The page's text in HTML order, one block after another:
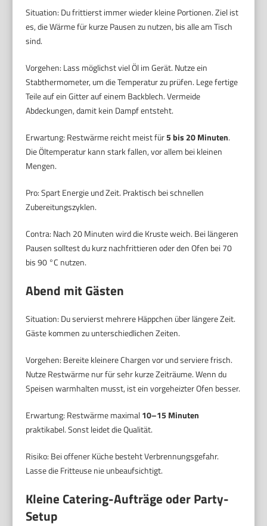
Situation: Du frittierst immer wieder kleine Portionen. Ziel ist
es, die Wärme für kurze Pausen zu nutzen, bis alle am Tisch
sind.
Vorgehen: Lass möglichst viel Öl im Gerät. Nutze ein
Stabthermometer, um die Temperatur zu prüfen. Lege fertige
Teile auf ein Gitter auf einem Backblech. Vermeide
Abdeckungen, damit kein Dampf entsteht.
Erwartung: Restwärme reicht meist für5 bis 20 Minuten.
Die Öltemperatur kann stark fallen, vor allem bei kleinen
Mengen.
Pro: Spart Energie und Zeit. Praktisch bei schnellen
Zubereitungszyklen.
Contra: Nach 20 Minuten wird die Kruste weich. Bei längeren
Pausen solltest du kurz nachfrittieren oder den Ofen bei 70
bis 90 °C nutzen.
Abend mit Gästen
Situation: Du servierst mehrere Häppchen über längere Zeit.
Gäste kommen zu unterschiedlichen Zeiten.
Vorgehen: Bereite kleinere Chargen vor und serviere frisch.
Nutze Restwärme nur für sehr kurze Zeiträume. Wenn du
Speisen warmhalten musst, ist ein vorgeheizter Ofen besser.
Erwartung: Restwärme maximal10–15 Minuten
praktikabel. Sonst leidet die Qualität.
Risiko: Bei offener Küche besteht Verbrennungsgefahr.
Lasse die Fritteuse nie unbeaufsichtigt.
Kleine Catering-Aufträge oder Party-
Setup